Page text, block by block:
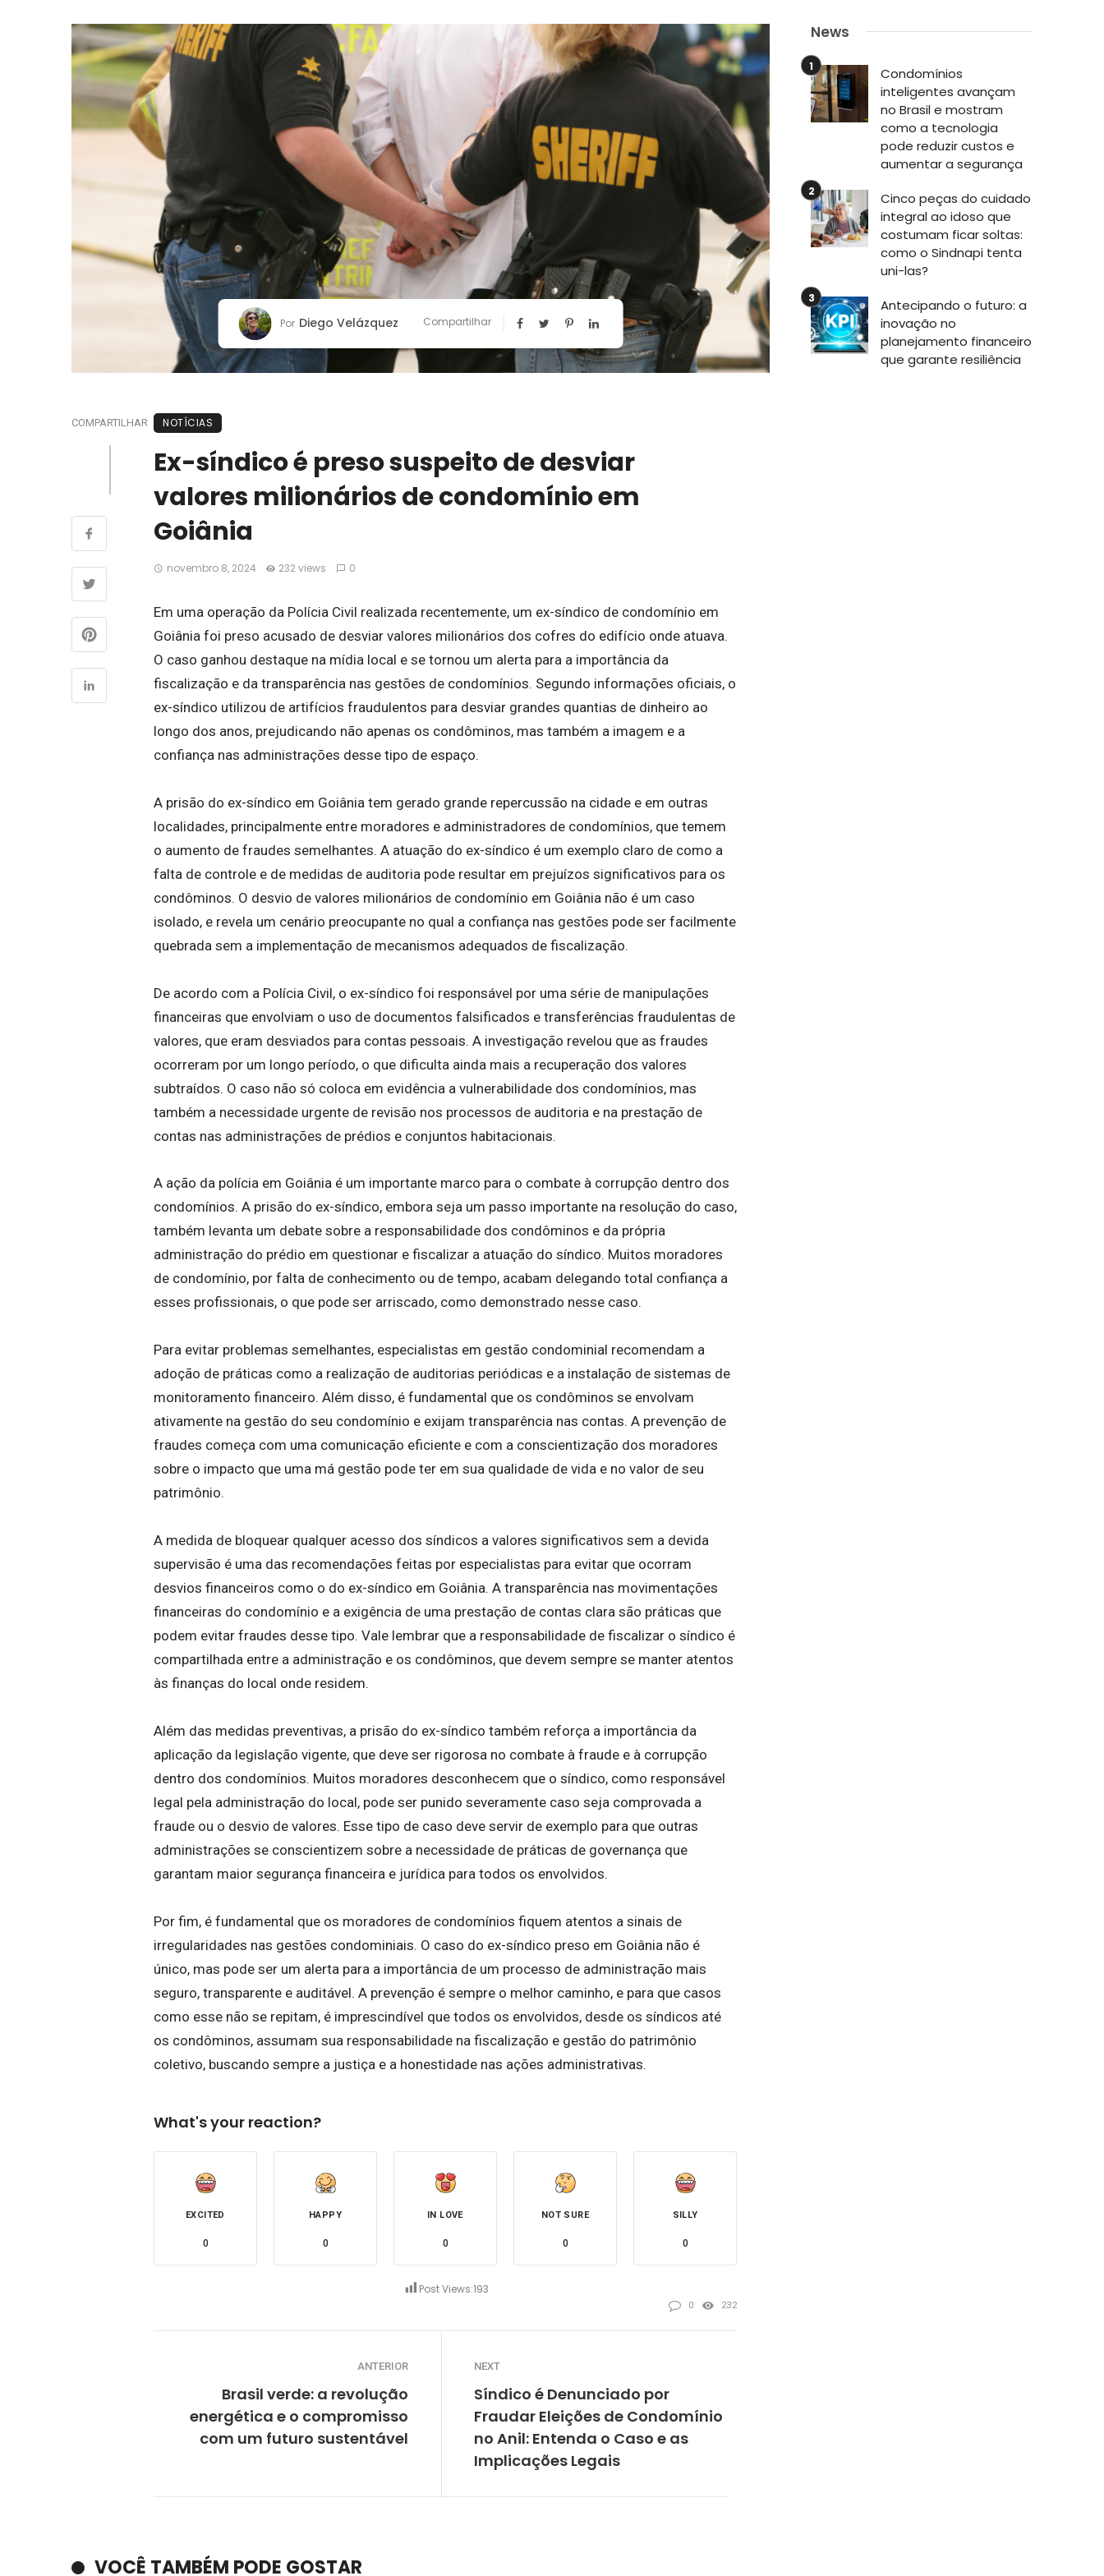
Por Diego Velázquez Compartilhar
COMPARTILHAR NOTÍCIAS
Ex-síndico é preso suspeito de desviar
valores milionários de condomínio em
Goiânia
novembro 8, 2024 232 views 0
Em uma operação da Polícia Civil realizada recentemente, um ex-síndico de condomínio em
Goiânia foi preso acusado de desviar valores milionários dos cofres do edifício onde atuava.
O caso ganhou destaque na mídia local e se tornou um alerta para a importância da
fiscalização e da transparência nas gestões de condomínios. Segundo informações oficiais, o
ex-síndico utilizou de artifícios fraudulentos para desviar grandes quantias de dinheiro ao
longo dos anos, prejudicando não apenas os condôminos, mas também a imagem e a
confiança nas administrações desse tipo de espaço.
A prisão do ex-síndico em Goiânia tem gerado grande repercussão na cidade e em outras
localidades, principalmente entre moradores e administradores de condomínios, que temem
o aumento de fraudes semelhantes. A atuação do ex-síndico é um exemplo claro de como a
falta de controle e de medidas de auditoria pode resultar em prejuízos significativos para os
condôminos. O desvio de valores milionários de condomínio em Goiânia não é um caso
isolado, e revela um cenário preocupante no qual a confiança nas gestões pode ser facilmente
quebrada sem a implementação de mecanismos adequados de fiscalização.
De acordo com a Polícia Civil, o ex-síndico foi responsável por uma série de manipulações
financeiras que envolviam o uso de documentos falsificados e transferências fraudulentas de
valores, que eram desviados para contas pessoais. A investigação revelou que as fraudes
ocorreram por um longo período, o que dificulta ainda mais a recuperação dos valores
subtraídos. O caso não só coloca em evidência a vulnerabilidade dos condomínios, mas
também a necessidade urgente de revisão nos processos de auditoria e na prestação de
contas nas administrações de prédios e conjuntos habitacionais.
A ação da polícia em Goiânia é um importante marco para o combate à corrupção dentro dos
condomínios. A prisão do ex-síndico, embora seja um passo importante na resolução do caso,
também levanta um debate sobre a responsabilidade dos condôminos e da própria
administração do prédio em questionar e fiscalizar a atuação do síndico. Muitos moradores
de condomínio, por falta de conhecimento ou de tempo, acabam delegando total confiança a
esses profissionais, o que pode ser arriscado, como demonstrado nesse caso.
Para evitar problemas semelhantes, especialistas em gestão condominial recomendam a
adoção de práticas como a realização de auditorias periódicas e a instalação de sistemas de
monitoramento financeiro. Além disso, é fundamental que os condôminos se envolvam
ativamente na gestão do seu condomínio e exijam transparência nas contas. A prevenção de
fraudes começa com uma comunicação eficiente e com a conscientização dos moradores
sobre o impacto que uma má gestão pode ter em sua qualidade de vida e no valor de seu
patrimônio.
A medida de bloquear qualquer acesso dos síndicos a valores significativos sem a devida
supervisão é uma das recomendações feitas por especialistas para evitar que ocorram
desvios financeiros como o do ex-síndico em Goiânia. A transparência nas movimentações
financeiras do condomínio e a exigência de uma prestação de contas clara são práticas que
podem evitar fraudes desse tipo. Vale lembrar que a responsabilidade de fiscalizar o síndico é
compartilhada entre a administração e os condôminos, que devem sempre se manter atentos
às finanças do local onde residem.
Além das medidas preventivas, a prisão do ex-síndico também reforça a importância da
aplicação da legislação vigente, que deve ser rigorosa no combate à fraude e à corrupção
dentro dos condomínios. Muitos moradores desconhecem que o síndico, como responsável
legal pela administração do local, pode ser punido severamente caso seja comprovada a
fraude ou o desvio de valores. Esse tipo de caso deve servir de exemplo para que outras
administrações se conscientizem sobre a necessidade de práticas de governança que
garantam maior segurança financeira e jurídica para todos os envolvidos.
Por fim, é fundamental que os moradores de condomínios fiquem atentos a sinais de
irregularidades nas gestões condominiais. O caso do ex-síndico preso em Goiânia não é
único, mas pode ser um alerta para a importância de um processo de administração mais
seguro, transparente e auditável. A prevenção é sempre o melhor caminho, e para que casos
como esse não se repitam, é imprescindível que todos os envolvidos, desde os síndicos até
os condôminos, assumam sua responsabilidade na fiscalização e gestão do patrimônio
coletivo, buscando sempre a justiça e a honestidade nas ações administrativas.
Post Views:193
What's your reaction?
EXCITED
0
HAPPY
0
IN LOVE
0
NOT SURE
0
SILLY
0
0 232
ANTERIOR
Brasil verde: a revolução
energética e o compromisso
com um futuro sustentável
NEXT
Síndico é Denunciado por
Fraudar Eleições de Condomínio
no Anil: Entenda o Caso e as
Implicações Legais
VOCÊ TAMBÉM PODE GOSTAR
News
Condomínios
inteligentes avançam
no Brasil e mostram
como a tecnologia
pode reduzir custos e
aumentar a segurança
Cinco peças do cuidado
integral ao idoso que
costumam ficar soltas:
como o Sindnapi tenta
uni-las?
Antecipando o futuro: a
inovação no
planejamento financeiro
que garante resiliência